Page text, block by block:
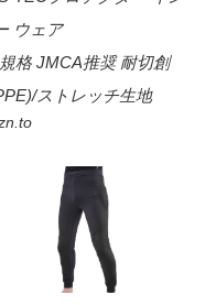
ウェア
格 JMCA推奨 耐切創
ストレッチ生地